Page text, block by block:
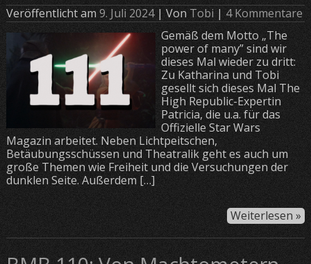
Veröffentlicht am 9. Juli 2024| Von Tobi |4 Kommentare
Gemäß dem Motto „The
power of many” sind wir
dieses Mal wieder zu dritt:
Zu Katharina und Tobi
gesellt sich dieses Mal The
High Republic-Expertin
Patricia, die u.a. für das
Offizielle Star Wars
Magazin arbeitet. Neben Lichtpeitschen,
Betäubungsschüssen und Theatralik geht es auch um
große Themen wie Freiheit und die Versuchungen der
dunklen Seite. Außerdem […]
Weiterlesen »